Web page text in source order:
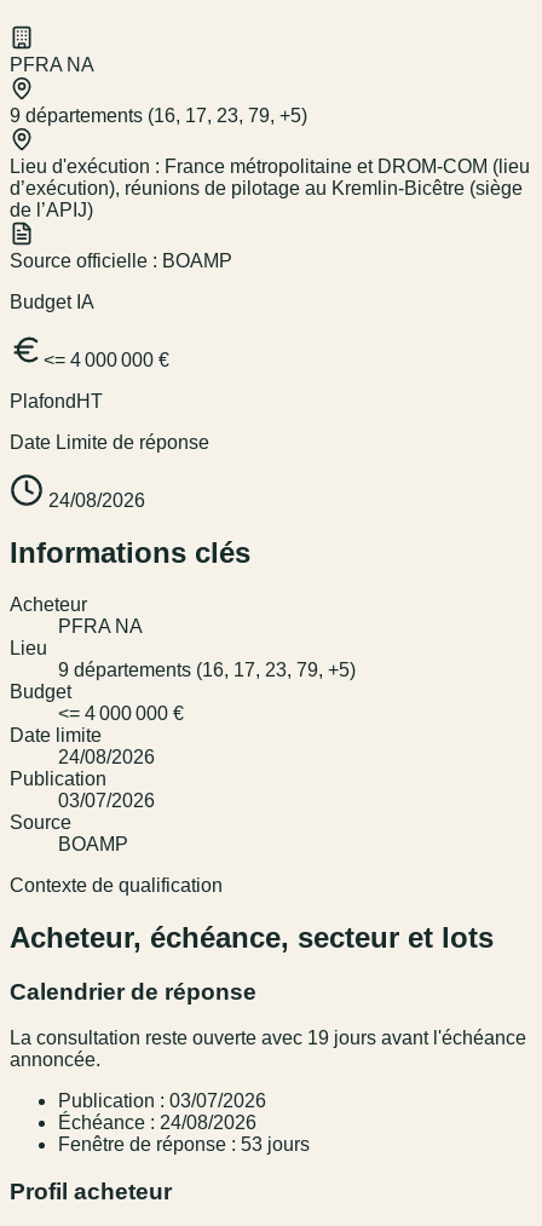
PFRA NA
9 départements (16, 17, 23, 79, +5)
Lieu d'exécution : France métropolitaine et DROM-COM (lieu
d’exécution), réunions de pilotage au Kremlin-Bicêtre (siège
de l’APIJ)
Source officielle : BOAMP
Budget IA
<= 4 000 000 €
Plafond HT
Date Limite de réponse
24/08/2026
Informations clés
Acheteur
PFRA NA
Lieu
9 départements (16, 17, 23, 79, +5)
Budget
<= 4 000 000 €
Date limite
24/08/2026
Publication
03/07/2026
Source
BOAMP
Contexte de qualification
Acheteur, échéance, secteur et lots
Calendrier de réponse
La consultation reste ouverte avec 19 jours avant l'échéance
annoncée.
Publication : 03/07/2026
Échéance : 24/08/2026
Fenêtre de réponse : 53 jours
Profil acheteur